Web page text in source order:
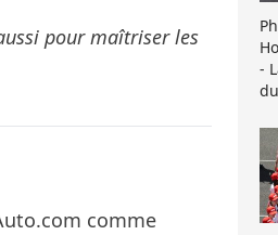
pour maîtriser les
comme
-